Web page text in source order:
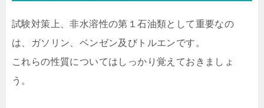
試験対策上、非水溶性の第１石油類として重要なの
は、ガソリン、ベンゼン及びトルエンです。
これらの性質についてはしっかり覚えておきましょ
う。